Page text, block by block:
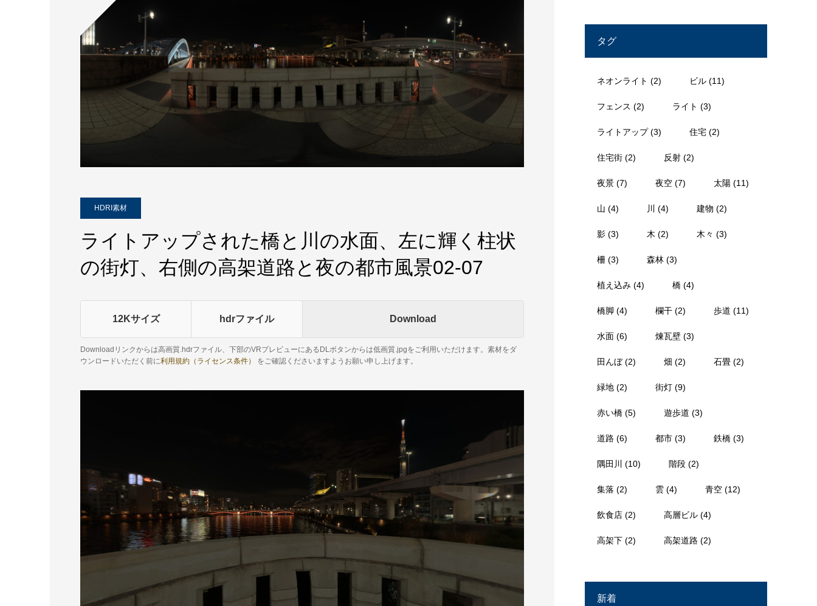
HDRI素材
ライトアップされた橋と川の水面、左に輝く柱状
の街灯、右側の高架道路と夜の都市風景02-07
12Kサイズ hdrファイル Download
Downloadリンクからは高画質.hdrファイル、下部のVRプレビューにあるDLボタンからは低画質.jpgをご利用いただけます。素材をダ
ウンロードいただく前に利用規約（ライセンス条件） をご確認くださいますようお願い申し上げます。
タグ
ネオンライト (2) ビル (11)
フェンス (2) ライト (3)
ライトアップ(3) 住宅 (2)
住宅街 (2) 反射 (2)
夜景 (7) 夜空 (7) 太陽 (11)
山 (4) 川 (4) 建物 (2)
影 (3) 木 (2) 木々 (3)
柵 (3) 森林 (3)
植え込み (4) 橋 (4)
橋脚 (4) 欄干 (2) 歩道 (11)
水面 (6) 煉瓦壁 (3)
田んぼ(2) 畑 (2) 石畳 (2)
緑地 (2) 街灯 (9)
赤い橋 (5) 遊歩道 (3)
道路 (6) 都市 (3) 鉄橋 (3)
隅田川 (10) 階段 (2)
集落 (2) 雲 (4) 青空 (12)
飲食店 (2) 高層ビル (4)
高架下 (2) 高架道路 (2)
新着